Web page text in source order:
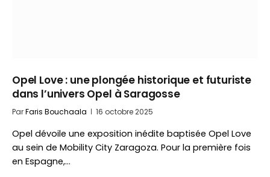
Opel Love : une plongée historique et futuriste
dans l’univers Opel à Saragosse
ParFaris Bouchaala 16 octobre 2025
Opel dévoile une exposition inédite baptisée Opel Love
au sein de Mobility City Zaragoza. Pour la première fois
en Espagne,…